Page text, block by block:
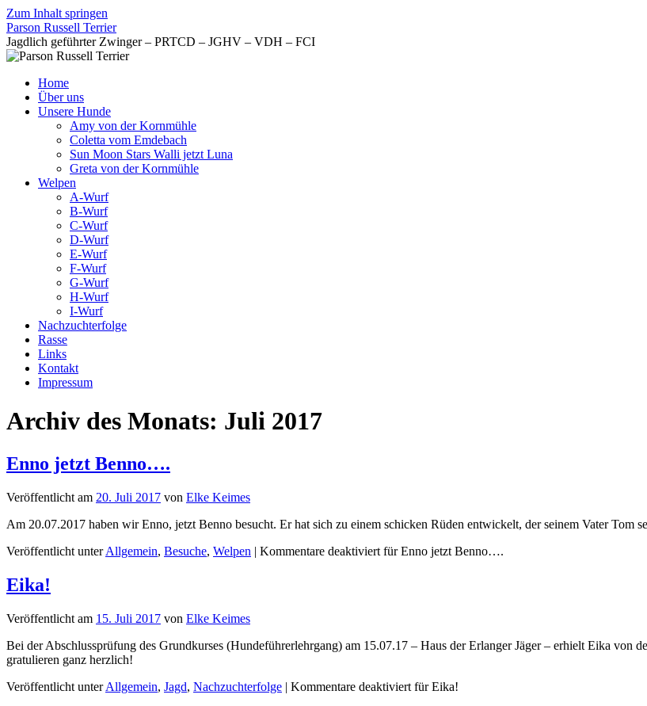
Zum Inhalt springen
Parson Russell Terrier
Jagdlich geführter Zwinger – PRTCD – JGHV – VDH – FCI
Home
Über uns
Unsere Hunde
Amy von der Kornmühle
Coletta vom Emdebach
Sun Moon Stars Walli jetzt Luna
Greta von der Kornmühle
Welpen
A-Wurf
B-Wurf
C-Wurf
D-Wurf
E-Wurf
F-Wurf
G-Wurf
H-Wurf
I-Wurf
Nachzuchterfolge
Rasse
Links
Kontakt
Impressum
Archiv des Monats: Juli 2017
Enno jetzt Benno….
Veröffentlicht am 20. Juli 2017 von Elke Keimes
Am 20.07.2017 haben wir Enno, jetzt Benno besucht. Er hat sich zu einem schicken Rüden entwickelt, der seinem Vater Tom
Veröffentlicht unter Allgemein, Besuche, Welpen | Kommentare deaktiviert für Enno jetzt Benno….
Eika!
Veröffentlicht am 15. Juli 2017 von Elke Keimes
Bei der Abschlussprüfung des Grundkurses (Hundeführerlehrgang) am 15.07.17 – Haus der Erlanger Jäger – erhielt Eika
gratulieren ganz herzlich!
Veröffentlicht unter Allgemein, Jagd, Nachzuchterfolge | Kommentare deaktiviert für Eika!